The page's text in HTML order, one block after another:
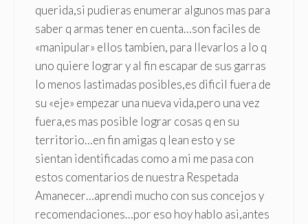
querida,si pudieras enumerar algunos mas para
saber q armas tener en cuenta…son faciles de
«manipular» ellos tambien, para llevarlos a lo q
uno quiere lograr y al fin escapar de sus garras
lo menos lastimadas posibles,es dificil fuera de
su «eje» empezar una nueva vida,pero una vez
fuera,es mas posible lograr cosas q en su
territorio…en fin amigas q lean esto y se
sientan identificadas como a mi me pasa con
estos comentarios de nuestra Respetada
Amanecer…aprendi mucho con sus concejos y
recomendaciones…por eso hoy hablo asi,antes